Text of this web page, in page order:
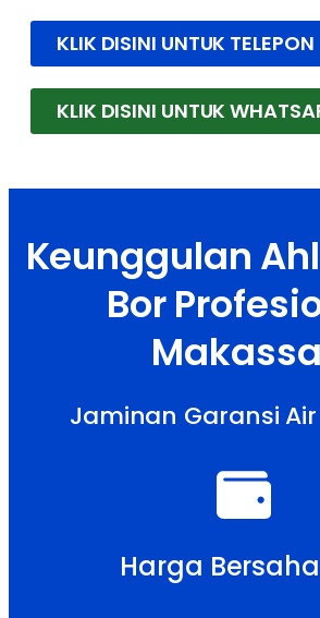
KLIK DISINI UNTUK TELEPON
KLIK DISINI UNTUK
Keunggulan
Bor
Jaminan Garansi Air
Harga